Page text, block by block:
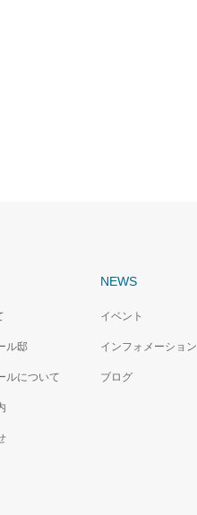
ル邸
ルについて
NEWS
イベント
インフォメーション
ブログ